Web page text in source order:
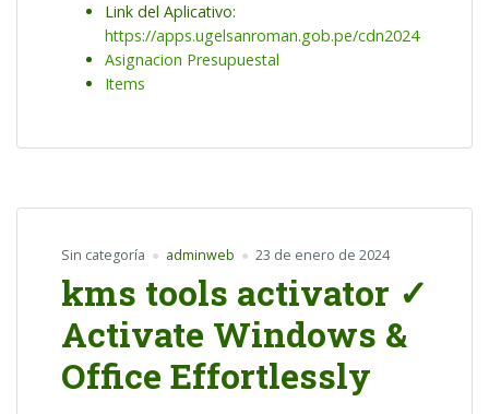
Link del Aplicativo:
https://apps.ugelsanroman.gob.pe/cdn2024
Asignacion Presupuestal
Items
Sin categoría adminweb 23 de enero de 2024
kms tools activator ✓
Activate Windows &
Office Effortlessly